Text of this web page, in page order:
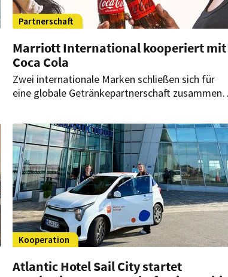
Partnerschaft
Marriott International kooperiert mit
Coca Cola
Zwei internationale Marken schließen sich für
eine globale Getränkepartnerschaft zusammen.
Company künftig planen.
Kooperation
Atlantic Hotel Sail City startet